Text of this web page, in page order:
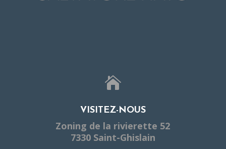

VISITEZ-NOUS
Zoning de la rivierette 52
7330 Saint-Ghislain